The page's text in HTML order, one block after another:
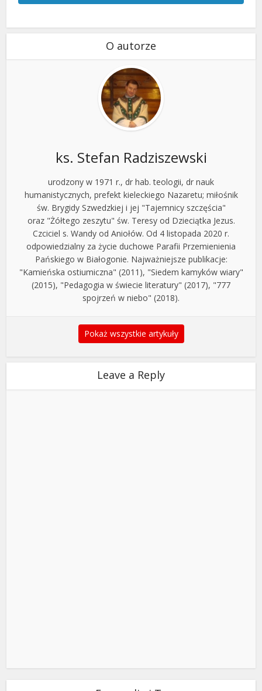
O autorze
ks. Stefan Radziszewski
urodzony w 1971 r., dr hab. teologii, dr nauk
humanistycznych, prefekt kieleckiego Nazaretu; miłośnik
św. Brygidy Szwedzkiej i jej "Tajemnicy szczęścia"
oraz "Żółtego zeszytu" św. Teresy od Dzieciątka Jezus.
Czciciel s. Wandy od Aniołów. Od 4 listopada 2020 r.
odpowiedzialny za życie duchowe Parafii Przemienienia
Pańskiego w Białogonie. Najważniejsze publikacje:
"Kamieńska ostiumiczna" (2011), "Siedem kamyków wiary"
(2015), "Pedagogia w świecie literatury" (2017), "777
spojrzeń w niebo" (2018).
Pokaż wszystkie artykuły
Leave a Reply